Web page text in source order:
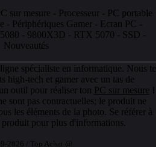
sur mesure - Processeur- PC portable
- Périphériques Gamer - Ecran PC -
- 9800X3D - RTX 5070 - SSD -
Nouveautés
spécialiste en informatique. Nous te
high-tech et gamer avec un tas de
outil pour réaliser ton PC sur mesure !
sont pas contractuelles; le produit ne
les éléments de la photo. Se référer à
pour plus d'informations.
2026 / Top Achat @